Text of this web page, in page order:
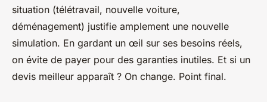
situation (télétravail, nouvelle voiture,
déménagement) justifie amplement une nouvelle
simulation. En gardant un œil sur ses besoins réels,
on évite de payer pour des garanties inutiles. Et si un
devis meilleur apparaît ? On change. Point final.